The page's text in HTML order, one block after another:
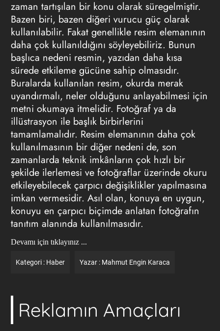
zaman tartışılan bir konu olarak süregelmiştir.
Bazen biri, bazen diğeri vurucu güç olarak
kullanılabilir. Fakat genellikle resim elemanının
daha çok kullanıldığını söyleyebiliriz. Bunun
başlıca nedeni resmin, yazıdan daha kısa
sürede etkileme gücüne sahip olmasıdır.
Buralarda kullanılan resim, okurda merak
uyandırmalı, neler olduğunu anlayabilmesi için
metni okumaya itmelidir. Fotoğraf ya da
illüstrasyon ile başlık birbirlerini
tamamlamalıdır. Resim elemanının daha çok
kullanılmasının bir diğer nedeni de, son
zamanlarda teknik imkânların çok hızlı bir
şekilde ilerlemesi ve fotoğraflar üzerinde okuru
etkileyebilecek çarpıcı değişiklikler yapılmasına
imkan vermesidir. Asıl olan, konuya en uygun,
konuyu en çarpıcı biçimde anlatan fotoğrafın
tanıtım alanında kullanılmasıdır.
Devamı için tıklayınız ...
Kategori : Haber Yazar : Mahmut Engin Karaca
Reklamın Amaçları